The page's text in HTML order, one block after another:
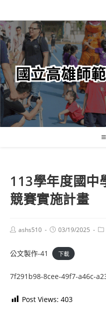
轉
至
主
內
容
113學年度國中
競賽實施計畫
Postashs510
Post03/19/2025
公文製作-41 下載
7f291b98-8cee-49f7-a46c-
Post Views: 403